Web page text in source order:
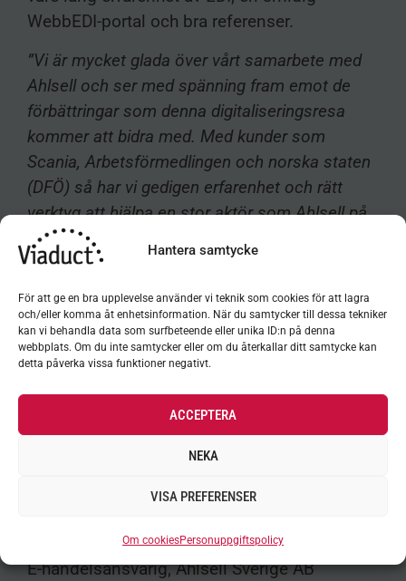
Hantera samtycke
För att ge en bra upplevelse använder vi teknik som cookies för att lagra
och/eller komma åt enhetsinformation. När du samtycker till dessa tekniker
kan vi behandla data som surfbeteende eller unika ID:n på denna
webbplats. Om du inte samtycker eller om du återkallar ditt samtycke kan
detta påverka vissa funktioner negativt.
ACCEPTERA
NEKA
VISA PREFERENSER
Om cookiesPersonuppgiftspolicy
WebbEDI-portal och bra referenser.
”Vi är mycket glada över vårt samarbete med
Ahlsell och ser med spänning fram emot de
förbättringar som denna digitaliseringsresa
kommer att bidra med. Med kunder som
Scania, Arbetsförmedlingen och norska staten
(DFÖ) så har vi gedigen erfarenhet och rätt
verktyg att hjälpa en stor aktör som Ahlsell på
bästa sätt”
”Viaduct kan EDI och det har underlättat vid
införandet av WebbEDI-portalen. Allt från
mappningen till kontaktarbetet med våra
leverantörer har hanterats på bästa sätt. Jag
tillförsikt fram emot fortsättningen”
Ahlsell Sverige AB.
Mårten Forsell
E-handelsansvarig, Ahlsell Sverige AB